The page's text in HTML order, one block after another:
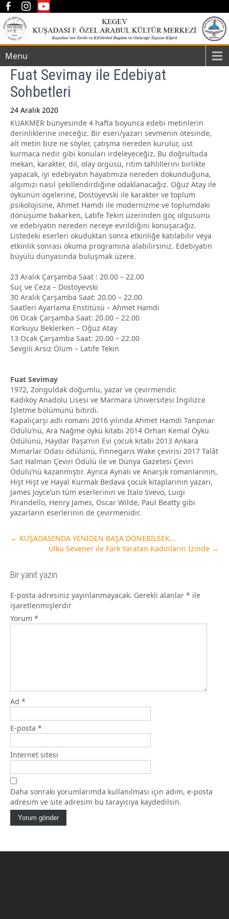
Menu
Fuat Sevimay ile Edebiyat
Sohbetleri
24 Aralık 2020
KUAKMER bünyesinde 4 hafta boyunca edebi metinlerin
derinliklerine ineceğiz. Bir eseri/yazarı sevmenin ötesinde,
alt metin bize ne söyler, çatışma nereden kurulur, üst
kurmaca nedir gibi konuları irdeleyeceğiz. Bu doğrultuda
mekan, karakter, dil, olay örgüsü, ritim tahlillerini birlikte
yapacak, iyi edebiyatın hayatımıza nereden dokunduğuna,
algımızı nasıl şekillendirdiğine odaklanacağız. Oğuz Atay ile
öykünün ögelerine, Dostoyevski ile karakter ve toplum
psikolojisine, Ahmet Hamdi ile modernizme ve toplumdaki
dönüşüme bakarken, Latife Tekin üzerinden göç olgusunu
ve edebiyatın nereden nereye evrildiğini konuşacağız.
Listedeki eserleri okuduktan sonra etkinliğe katılabilir veya
etkinlik sonrası okuma programına alabilirsiniz. Edebiyatın
büyülü dünyasında buluşmak üzere.
23 Aralık Çarşamba Saat : 20.00 – 22.00
Suç ve Ceza – Dostoyevski
30 Aralık Çarşamba Saat: 20.00 – 22.00
Saatleri Ayarlama Enstitüsü – Ahmet Hamdi
06 Ocak Çarşamba Saat: 20.00 – 22.00
Korkuyu Beklerken – Oğuz Atay
13 Ocak Çarşamba Saat: 20.00 – 22.00
Sevgili Arsız Ölüm – Latife Tekin
Fuat Sevimay
1972, Zonguldak doğumlu, yazar ve çevirmendir.
Kadıköy Anadolu Lisesi ve Marmara Üniversitesi İngilizce
İşletme bölümünü bitirdi.
Kapalıçarşı adlı romanı 2016 yılında Ahmet Hamdi Tanpınar
Ödülü’nü, Ara Nağme öykü kitabı 2014 Orhan Kemal Öykü
Ödülünü, Haydar Paşa’nın Evi çocuk kitabı 2013 Ankara
Mimarlar Odası ödülünü, Finnegans Wake çevirisi 2017 Talât
Sait Halman Çeviri Ödülü ile ve Dünya Gazetesi Çeviri
Ödülü’nü kazanmıştır. Ayrıca Aynalı ve Anarşık romanlarının,
Hişt Hişt ve Hayal Kurmak Bedava çocuk kitaplarının yazarı,
James Joyce’un tüm eserlerinin ve Italo Svevo, Luigi
Pirandello, Henry James, Oscar Wilde, Paul Beatty gibi
yazarların eserlerinin de çevirmenidir.
Post
navigation
← KUŞADASI’NDA YENİDEN BAŞA DÖNEBİLSEK…
Ülkü Sevener ile Fark Yaratan Kadınların İzinde →
Bir yanıt yazın
E-posta adresiniz yayınlanmayacak. Gerekli alanlar * ile
işaretlenmişlerdir
Yorum *
Ad *
E-posta *
İnternet sitesi
Daha sonraki yorumlarımda kullanılması için adım, e-posta
adresim ve site adresim bu tarayıcıya kaydedilsin.